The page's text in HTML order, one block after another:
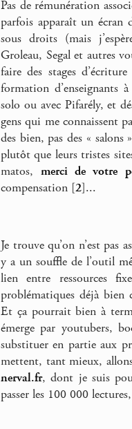
Pas de rémunération
parfois apparaît un écran
sous droits (mais
Groleau, Segal et autres
faire des stages
formation d’enseignants
solo ou avec Pifarély, et
gens qui me connaissent
des bien, pas des «
plutôt que leurs tristes
matos,merci de votre
compensation [2]...
Je trouve qu’on n’est pas
y a un souffle de l’outil
lien entre ressources
problématiques déjà
Et ça pourrait bien à
émerge par youtubers,
substituer en partie aux
mettent, tant mieux,
nerval.fr, dont je suis
passer les 100 000